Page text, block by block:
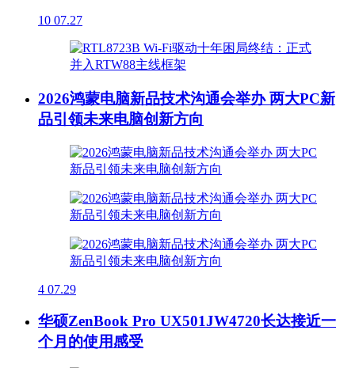
10 07.27
2026鸿蒙电脑新品技术沟通会举办 两大PC新
品引领未来电脑创新方向
4 07.29
华硕ZenBook Pro UX501JW4720长达接近一
个月的使用感受